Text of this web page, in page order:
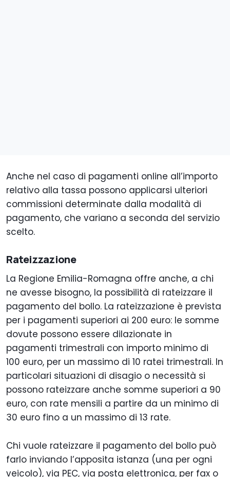
Anche nel caso di pagamenti online all’importo
relativo alla tassa possono applicarsi ulteriori
commissioni determinate dalla modalità di
pagamento, che variano a seconda del servizio
scelto.
Rateizzazione
La Regione Emilia-Romagna offre anche, a chi
ne avesse bisogno, la possibilità di rateizzare il
pagamento del bollo. La rateizzazione è prevista
per i pagamenti superiori ai 200 euro: le somme
dovute possono essere dilazionate in
pagamenti trimestrali con importo minimo di
100 euro, per un massimo di 10 ratei trimestrali. In
particolari situazioni di disagio o necessità si
possono rateizzare anche somme superiori a 90
euro, con rate mensili a partire da un minimo di
30 euro fino a un massimo di 13 rate.
Chi vuole rateizzare il pagamento del bollo può
farlo inviando l’apposita istanza (una per ogni
veicolo), via PEC, via posta elettronica, per fax o